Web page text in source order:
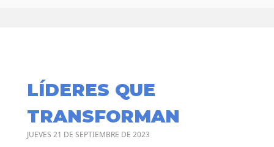
LÍDERES QUE
TRANSFORMAN
JUEVES 21 DE SEPTIEMBRE DE 2023